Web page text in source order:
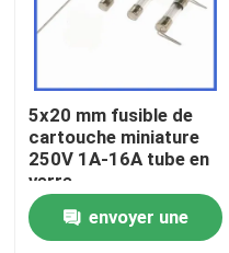
À la maison
5x20 mm fusible de
cartouche miniature
250V 1A-16A tube en
verre
envoyer une